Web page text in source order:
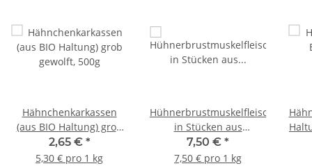
Hähnchenkarkassen
(aus BIO Haltung) grob
gewolft, 500g
2,65 € *
5,30 € pro 1 kg
Hühnerbrustmuskelfleisch
in Stücken aus
biologischer Haltung
1000g
7,50 € *
7,50 € pro 1 kg